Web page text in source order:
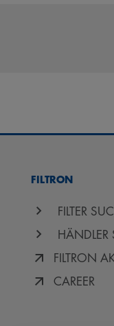
FILTRON
FILTER
HÄNDLER
FILTRON
CAREER